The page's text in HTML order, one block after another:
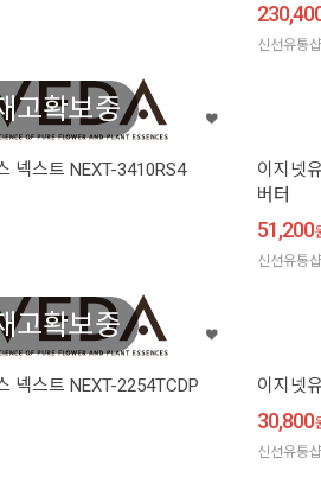
신선유통샵
고확보중
넥스트 NEXT-3410RS4
이지넷
버터
51,200
신선유통샵
고확보중
넥스트 NEXT-2254TCDP 이지넷
30,800
신선유통샵